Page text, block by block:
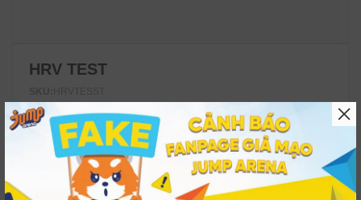
HRV TEST
5,000₫
THÊM VÀO GIỎ